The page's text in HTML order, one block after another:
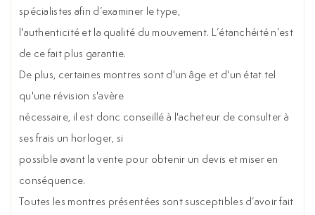
spécialistes afin d’examiner le type,
l'authenticité et la qualité du mouvement. L’étanchéité n’est
de ce fait plus garantie.
De plus, certaines montres sont d'un âge et d'un état tel
qu'une révision s'avère
nécessaire, il est donc conseillé à l'acheteur de consulter à
ses frais un horloger, si
possible avant la vente pour obtenir un devis et miser en
conséquence.
Toutes les montres présentées sont susceptibles d’avoir fait